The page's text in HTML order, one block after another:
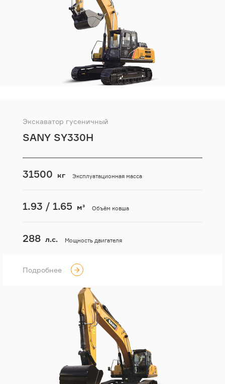
Экскаватор гусеничный
SANY SY330H
Эксплуатационная масса
31500 кг
Объём ковша
1.93 / 1.65 м³
Мощность двигателя
288 л.с.
Подробнее